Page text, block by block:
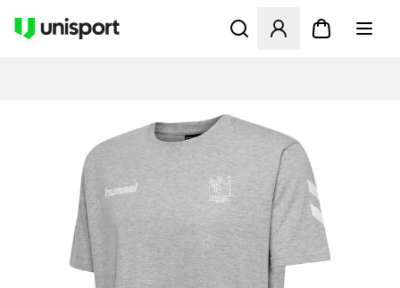
Åbner en Modal til at